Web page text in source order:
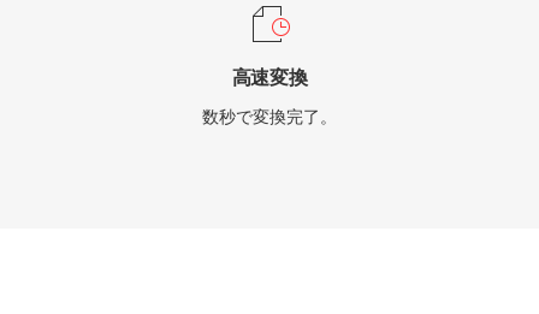
高速変換
数秒で変換完了。